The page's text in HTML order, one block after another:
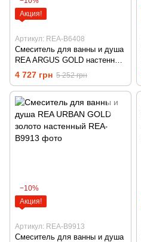
Акция!
Артикул: REA-B6408
Смеситель для ванны и душа
REA ARGUS GOLD настенный
без излива
4 727 грн 5 252 грн
−10%
Акция!
Артикул: REA-B9913
Смеситель для ванны и душа